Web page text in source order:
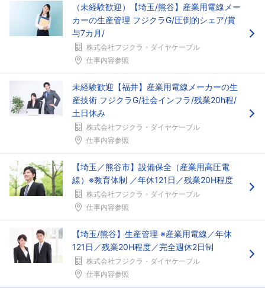
（未経験歓迎）【埼玉/熊谷】産業用電線メー
カーの生産管理 フジクラG/圧倒的シェア/賞
与7カ月/
株式会社フジクラ・ダイヤケーブル
仕事内容参照
未経験歓迎【福井】産業用電線メーカーの生
産技術 フジクラG/社会インフラ/残業20h程/
土日休み
株式会社フジクラ・ダイヤケーブル
仕事内容参照
【埼玉／熊谷市】設備保全（産業用高圧電
線）※教育体制 ／年休121日／残業20H程度
株式会社フジクラ・ダイヤケーブル
仕事内容参照
【埼玉/熊谷】生産管理 ※産業用電線／年休
121日／残業20H程度／完全週休2日制
株式会社フジクラ・ダイヤケーブル
仕事内容参照